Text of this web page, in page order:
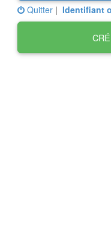
Quitter | Identifiant